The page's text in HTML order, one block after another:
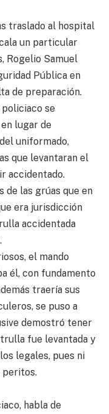
traslado al hospital
un particular
Rogelio Samuel
Pública en
de preparación.
se
lugar de
uniformado,
que levantaran el
accidentado.
de las grúas que en
era jurisdicción
accidentada
el mando
él, con fundamento
traería sus
se puso a
demostró tener
fue levantada y
legales, pues ni
peritos.
habla de